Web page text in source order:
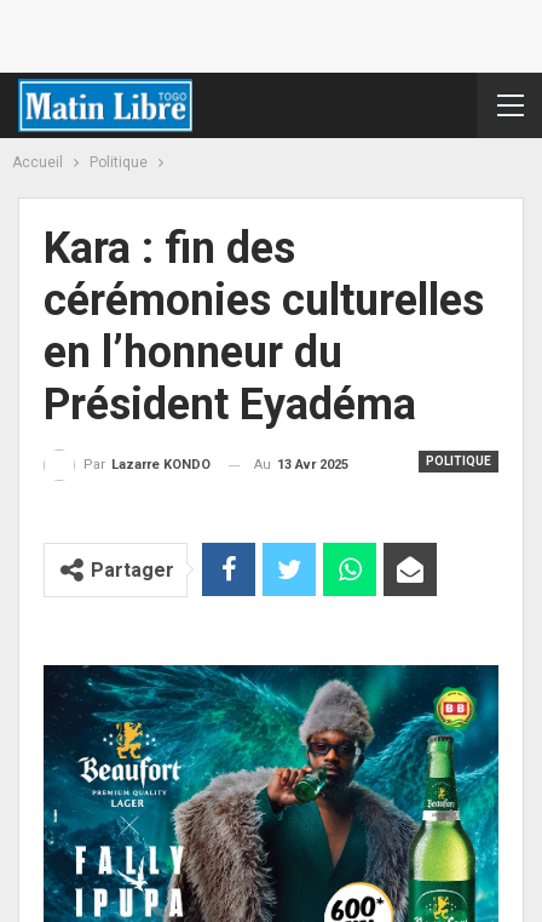
Accueil Politique
Kara : fin des
cérémonies culturelles
en l’honneur du
Président Eyadéma
POLITIQUE
Par Lazarre KONDO Au 13 Avr 2025
Partager